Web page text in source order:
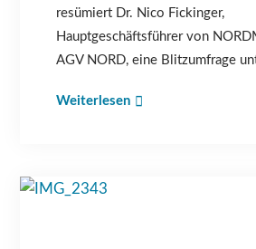
resümiert Dr. Nico Fickinger,
Hauptgeschäftsführer von
AGV NORD, eine Blitzumfrage
Weiterlesen